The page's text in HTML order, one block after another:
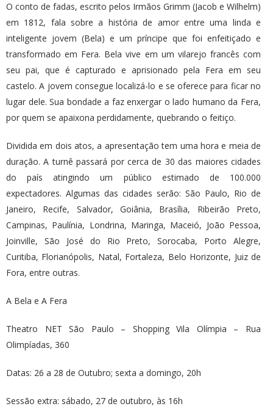
O conto de fadas, escrito pelos Irmãos Grimm (Jacob e Wilhelm)
em 1812, fala sobre a história de amor entre uma linda e
inteligente jovem (Bela) e um príncipe que foi enfeitiçado e
transformado em Fera. Bela vive em um vilarejo francês com
seu pai, que é capturado e aprisionado pela Fera em seu
castelo. A jovem consegue localizá-lo e se oferece para ficar no
lugar dele. Sua bondade a faz enxergar o lado humano da Fera,
por quem se apaixona perdidamente, quebrando o feitiço.
Dividida em dois atos, a apresentação tem uma hora e meia de
duração. A turnê passará por cerca de 30 das maiores cidades
do país atingindo um público estimado de 100.000
expectadores. Algumas das cidades serão: São Paulo, Rio de
Janeiro, Recife, Salvador, Goiânia, Brasília, Ribeirão Preto,
Campinas, Paulínia, Londrina, Maringa, Maceió, João Pessoa,
Joinville, São José do Rio Preto, Sorocaba, Porto Alegre,
Curitiba, Florianópolis, Natal, Fortaleza, Belo Horizonte, Juiz de
Fora, entre outras.
A Bela e A Fera
Theatro NET São Paulo – Shopping Vila Olímpia – Rua
Olimpíadas, 360
Datas: 26 a 28 de Outubro; sexta a domingo, 20h
Sessão extra: sábado, 27 de outubro, às 16h